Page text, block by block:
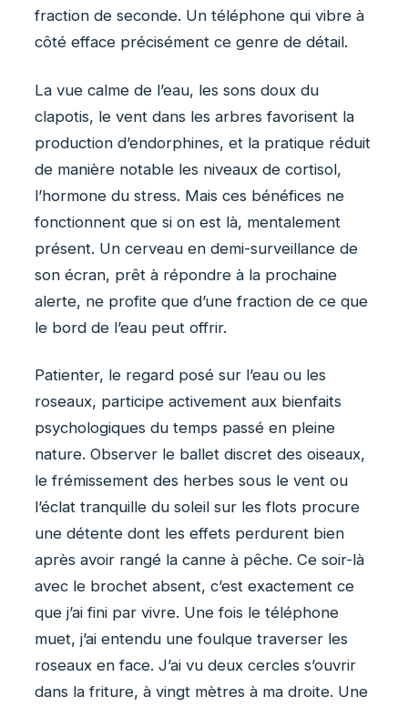
fraction de seconde. Un téléphone qui vibre à
côté efface précisément ce genre de détail.
La vue calme de l’eau, les sons doux du
clapotis, le vent dans les arbres favorisent la
production d’endorphines, et la pratique réduit
de manière notable les niveaux de cortisol,
l’hormone du stress. Mais ces bénéfices ne
fonctionnent que si on est là, mentalement
présent. Un cerveau en demi-surveillance de
son écran, prêt à répondre à la prochaine
alerte, ne profite que d’une fraction de ce que
le bord de l’eau peut offrir.
Patienter, le regard posé sur l’eau ou les
roseaux, participe activement aux bienfaits
psychologiques du temps passé en pleine
nature. Observer le ballet discret des oiseaux,
le frémissement des herbes sous le vent ou
l’éclat tranquille du soleil sur les flots procure
une détente dont les effets perdurent bien
après avoir rangé la canne à pêche. Ce soir-là
avec le brochet absent, c’est exactement ce
que j’ai fini par vivre. Une fois le téléphone
muet, j’ai entendu une foulque traverser les
roseaux en face. J’ai vu deux cercles s’ouvrir
dans la friture, à vingt mètres à ma droite. Une